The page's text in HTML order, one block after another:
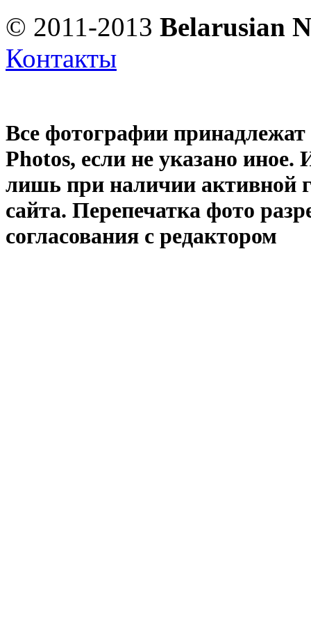
© 2011-2013 Belarusian
Контакты
Все фотографии
Photos, если не указано иное.
лишь при наличии активной
сайта. Перепечатка фото
согласования с редактором